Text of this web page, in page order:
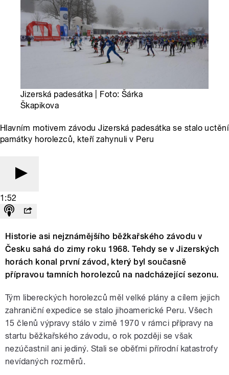
Jizerská padesátka | Foto: Šárka
Škapikova
Hlavním motivem závodu Jizerská padesátka se stalo uctění
památky horolezců, kteří zahynuli v Peru
1:52
Historie asi nejznámějšího běžkařského závodu v
Česku sahá do zimy roku 1968. Tehdy se v Jizerských
horách konal první závod, který byl současně
přípravou tamních horolezců na nadcházející sezonu.
Tým libereckých horolezců měl velké plány a cílem jejich
zahraniční expedice se stalo jihoamerické Peru. Všech
15 členů výpravy stálo v zimě 1970 v rámci přípravy na
startu běžkařského závodu, o rok později se však
nezúčastnil ani jediný. Stali se oběťmi přírodní katastrofy
nevídaných rozměrů.